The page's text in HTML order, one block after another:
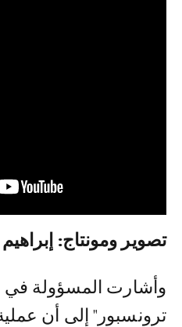
تصوير ومونتاج:
وأشارت المسؤولة في
ترونسبور" إلى أن